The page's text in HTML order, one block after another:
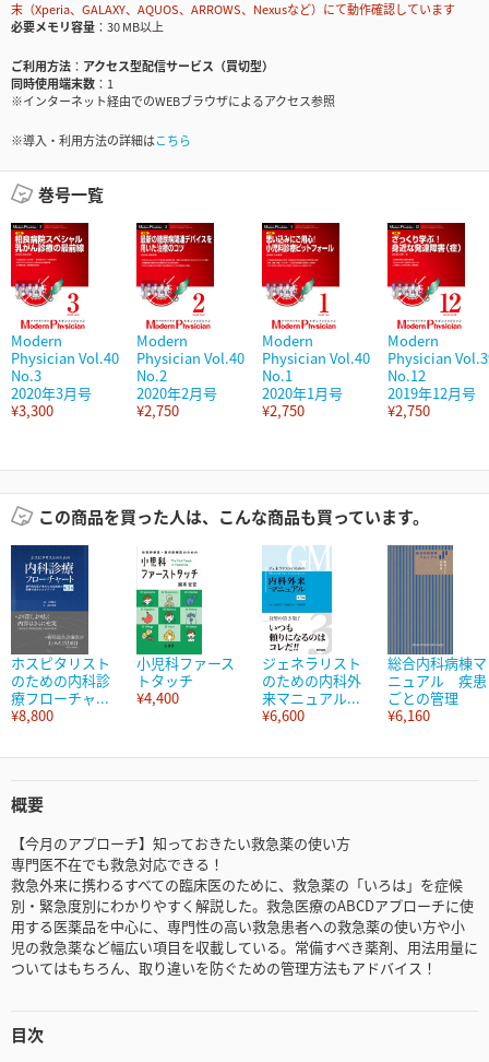
末（Xperia、GALAXY、AQUOS、ARROWS、Nexusなど）にて動作確認しています
必要メモリ容量
30 MB以上
ご利用方法
アクセス型配信サービス（買切型）
同時使用端末数
1
※インターネット経由でのWEBブラウザによるアクセス参照
※導入・利用方法の詳細はこちら
巻号一覧
Modern
Physician Vol.40
No.3
2020年3月号
¥3,300
Modern
Physician Vol.40
No.2
2020年2月号
¥2,750
Modern
Physician Vol.40
No.1
2020年1月号
¥2,750
Modern
Physician
No.12
2019年12月号
¥2,750
この商品を買った人は、こんな商品も買っています。
ホスピタリスト
のための内科診
療フローチャ...
¥8,800
小児科ファース
トタッチ
¥4,400
ジェネラリスト
のための内科外
来マニュアル...
¥6,600
総合内科病棟マ
ニュアル 疾患
ごとの管理
¥6,160
概要
【今月のアプローチ】知っておきたい救急薬の使い方
専門医不在でも救急対応できる！
救急外来に携わるすべての臨床医のために、救急薬の「いろは」を症候
別・緊急度別にわかりやすく解説した。救急医療のABCDアプローチに使
用する医薬品を中心に、専門性の高い救急患者への救急薬の使い方や小
児の救急薬など幅広い項目を収載している。常備すべき薬剤、用法用量に
ついてはもちろん、取り違いを防ぐための管理方法もアドバイス！
目次